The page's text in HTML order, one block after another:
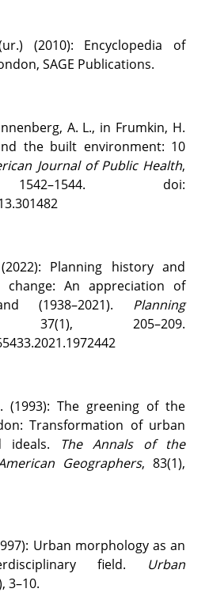
(2010): Encyclopedia of
SAGE Publications.
A. L., in Frumkin, H.
the built environment: 10
Journal of Public Health,
doi:
Planning history and
change: An appreciation of
(1938–2021). Planning
205–209.
(1993): The greening of the
Transformation of urban
ideals. The Annals of the
Geographers, 83(1),
Urban morphology as an
field. Urban
3–10.